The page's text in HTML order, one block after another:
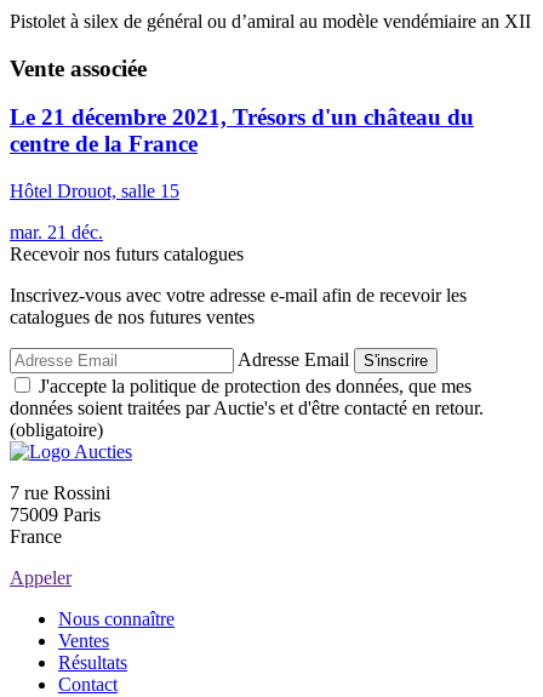
Pistolet à silex de général ou d’amiral au modèle vendémiaire an XII
Vente associée
Le 21 décembre 2021, Trésors d'un château du
centre de la France
Hôtel Drouot, salle 15
mar. 21 déc.
Recevoir nos futurs catalogues
Inscrivez-vous avec votre adresse e-mail afin de recevoir les
catalogues de nos futures ventes
Adresse Email S'inscrire
J'accepte la politique de protection des données, que mes
données soient traitées par Auctie's et d'être contacté en retour.
(obligatoire)
7 rue Rossini
75009 Paris
France
Appeler
Nous connaître
Ventes
Résultats
Contact